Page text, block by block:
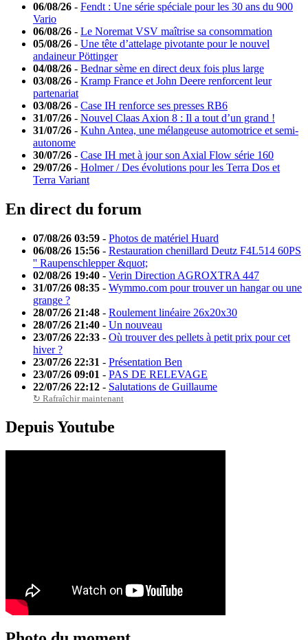
06/08/26 - Fendt : Une série spéciale pour les 30 ans du 900
Vario
06/08/26 - Le Noremat VSV maîtrise sa consommation
05/08/26 - Une tête d’attelage pivotante pour le nouvel
andaineur Pöttinger
04/08/26 - Bednar sème en direct deux fois plus large
03/08/26 - Kramp France et John Deere renforcent leur
partenariat
03/08/26 - Case IH renforce ses presses RB6
31/07/26 - Nouvel Claas Axion 8 : Il a tout d’un grand !
31/07/26 - Kuhn Antea, une mélangeuse automotrice et semi-
autonome
30/07/26 - Case IH met à jour son Axial Flow série 160
29/07/26 - Holmer / Des évolutions pour les Terra Dos et
Terra Variant
En direct du forum
07/08/26 03:59 - Photos de matériel Huard
06/08/26 15:56 - Restauration chenillard Deutz F4L514 60PS
'' Raupenschlepper &quot;
02/08/26 19:40 - Verin Direction AGROXTRA 447
31/07/26 08:35 - Wymmo.com pour trouver un hangar ou une
grange ?
28/07/26 21:48 - Roulement linéaire 26x20x30
28/07/26 21:40 - Un nouveau
23/07/26 22:33 - Où trouver des pellets à petit prix pour cet
hiver ?
23/07/26 22:31 - Présentation Ben
23/07/26 09:01 - PAS DE RELEVAGE
22/07/26 22:12 - Salutations de Guillaume
↻ Rafraîchir maintenant
Depuis Youtube